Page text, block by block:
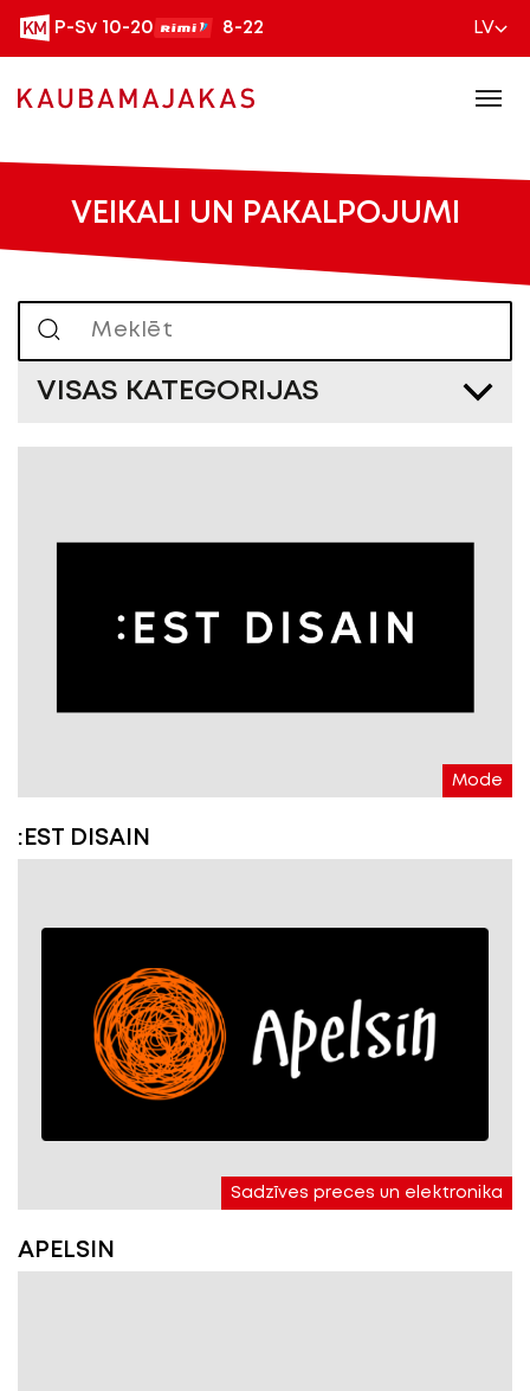
P-Sv 10-20 8-22 LV
VEIKALI UN PAKALPOJUMI
VISAS KATEGORIJAS
Mode
:EST DISAIN
Sadzīves preces un elektronika
APELSIN